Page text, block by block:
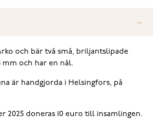
och bär två små, briljantslipade
mm och har en nål.
är handgjorda i Helsingfors, på
2025 doneras 10 euro till insamlingen.